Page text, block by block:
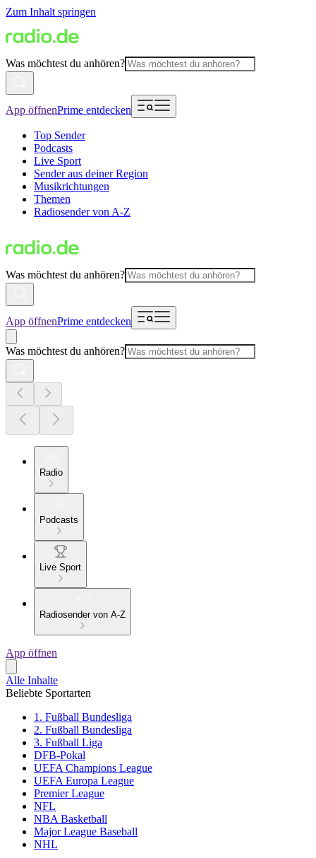
Zum Inhalt springen
Was möchtest du anhören?
App öffnenPrime entdecken
Top Sender
Podcasts
Live Sport
Sender aus deiner Region
Musikrichtungen
Themen
Radiosender von A-Z
Was möchtest du anhören?
App öffnenPrime entdecken
Was möchtest du anhören?
Radio
Podcasts
Live Sport
Radiosender von A-Z
App öffnen
Alle Inhalte
Beliebte Sportarten
1. Fußball Bundesliga
2. Fußball Bundesliga
3. Fußball Liga
DFB-Pokal
UEFA Champions League
UEFA Europa League
Premier League
NFL
NBA Basketball
Major League Baseball
NHL